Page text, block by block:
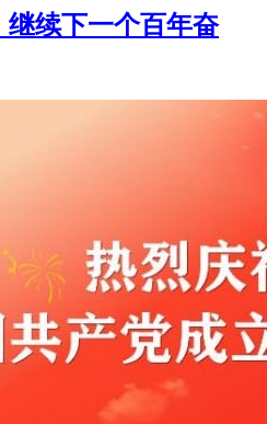
媒
体
视
频
下
载
利
继续下一个百年奋